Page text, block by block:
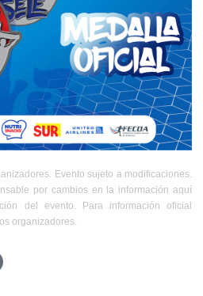
Evento sujeto a modificaciones.
por cambios en la información aquí
del evento. Para información oficial
organizadores.